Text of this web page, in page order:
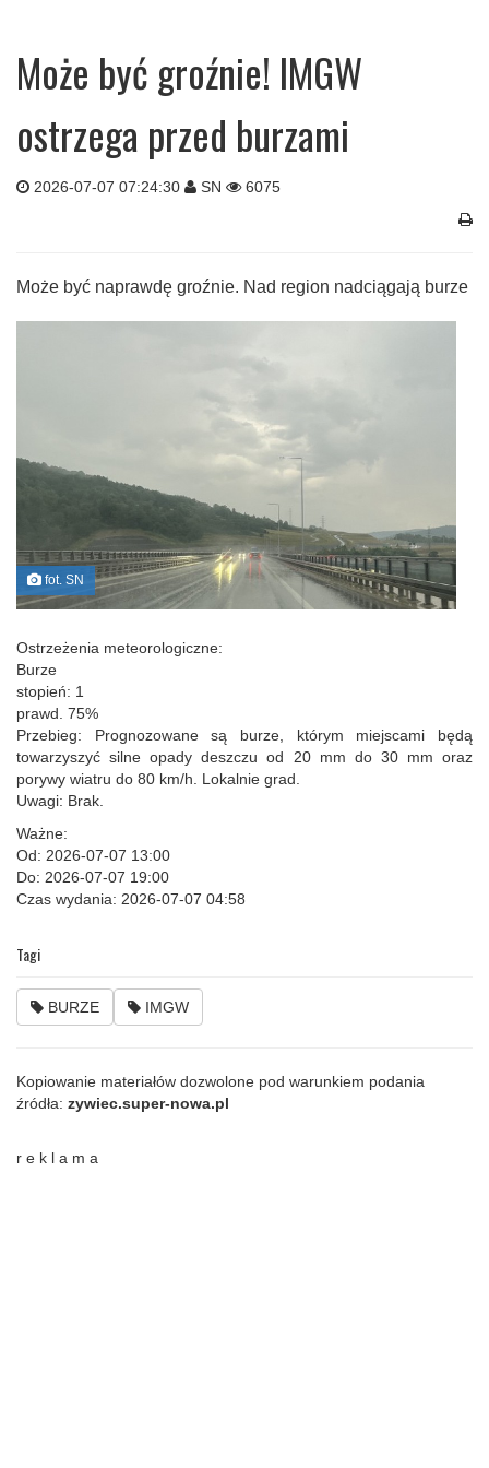
Może być groźnie! IMGW
ostrzega przed burzami
2026-07-07 07:24:30 SN 6075
Może być naprawdę groźnie. Nad region nadciągają burze
fot. SN
Ostrzeżenia meteorologiczne:
Burze
stopień: 1
prawd. 75%
Przebieg: Prognozowane są burze, którym miejscami będą
towarzyszyć silne opady deszczu od 20 mm do 30 mm oraz
porywy wiatru do 80 km/h. Lokalnie grad.
Uwagi: Brak.
Ważne:
Od: 2026-07-07 13:00
Do: 2026-07-07 19:00
Czas wydania: 2026-07-07 04:58
Tagi
BURZE IMGW
Kopiowanie materiałów dozwolone pod warunkiem podania
źródła: zywiec.super-nowa.pl
r e k l a m a